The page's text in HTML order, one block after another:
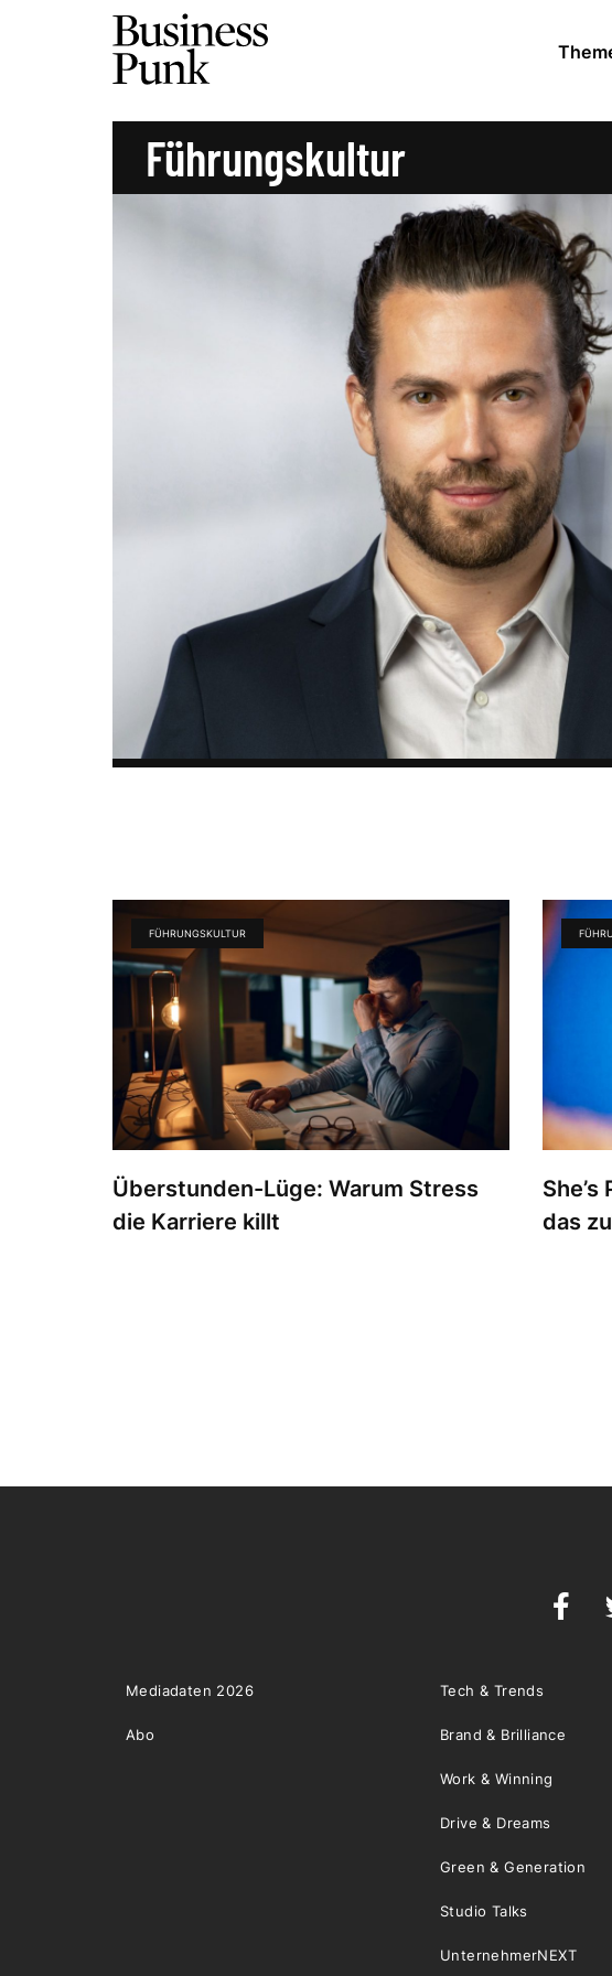
Führungskultur
Überstunden-Lüge: Warum Stress
die Karriere killt
FÜHRUNGSKULTUR
das
Mediadaten 2026
Abo
Tech & Trends
Brand & Brilliance
Work & Winning
Drive & Dreams
Green & Generation
Studio Talks
UnternehmerNEXT